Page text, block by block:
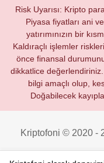
Risk Uyarısı: Kripto
Piyasa fiyatları ani
yatırımınızın bir
Kaldıraçlı işlemler
önce finansal
dikkatlice
bilgi amaçlı olup,
Doğabilecek
Kriptofoni © 2020 -